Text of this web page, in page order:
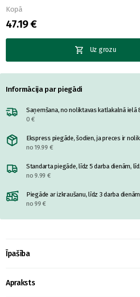
Kopā
47.19 €
Uz grozu
Informācija par piegādi
Saņemšana, no noliktavas katlakalnā ielā
0 €
Ekspress piegāde, šodien, ja preces ir
no 19.99 €
Standarta piegāde, līdz 5 darba dienām,
no 9.99 €
Piegāde ar izkraušanu, līdz 3 darba
no 99 €
Īpašība
Apraksts